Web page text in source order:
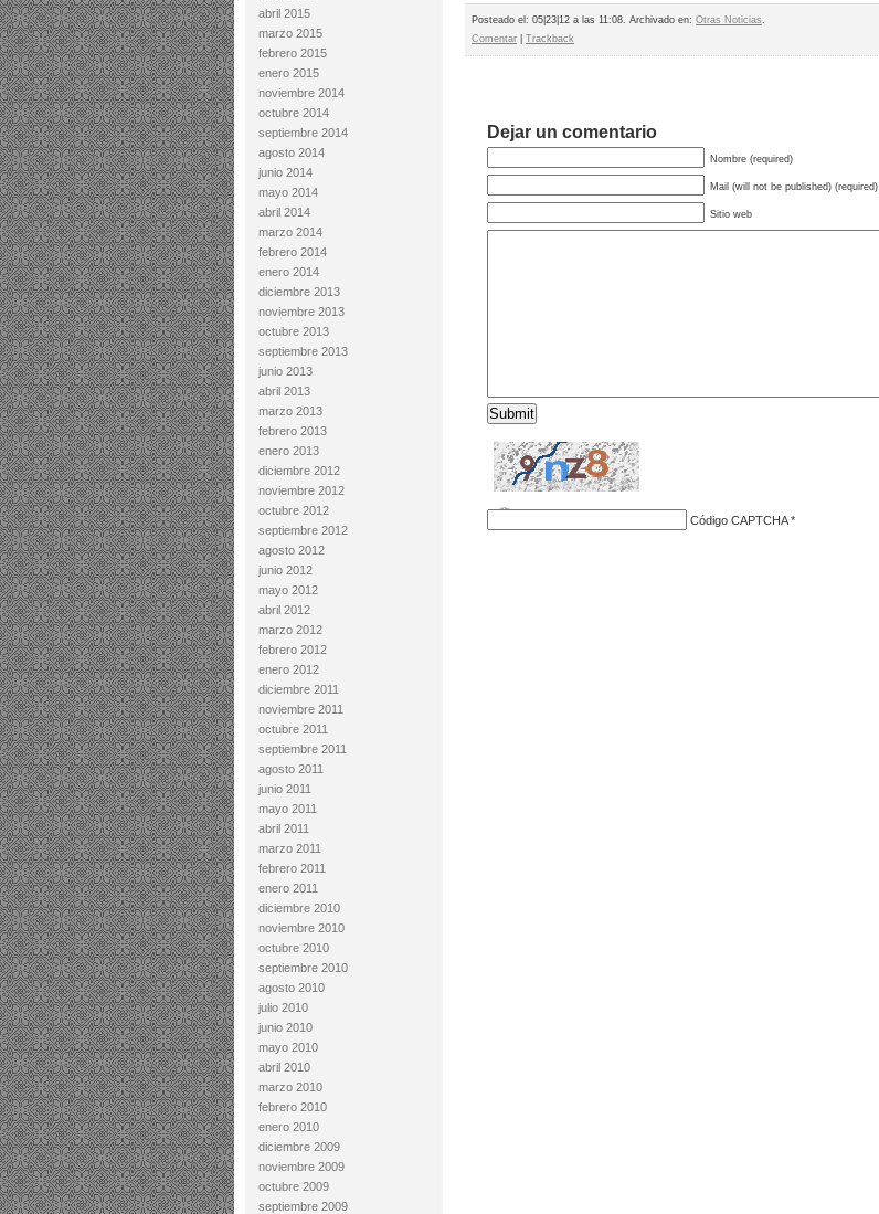
abril 2015
marzo 2015
febrero 2015
enero 2015
noviembre 2014
octubre 2014
septiembre 2014
agosto 2014
junio 2014
mayo 2014
abril 2014
marzo 2014
febrero 2014
enero 2014
diciembre 2013
noviembre 2013
octubre 2013
septiembre 2013
junio 2013
abril 2013
marzo 2013
febrero 2013
enero 2013
diciembre 2012
noviembre 2012
octubre 2012
septiembre 2012
agosto 2012
junio 2012
mayo 2012
abril 2012
marzo 2012
febrero 2012
enero 2012
diciembre 2011
noviembre 2011
octubre 2011
septiembre 2011
agosto 2011
junio 2011
mayo 2011
abril 2011
marzo 2011
febrero 2011
enero 2011
diciembre 2010
noviembre 2010
octubre 2010
septiembre 2010
agosto 2010
julio 2010
junio 2010
mayo 2010
abril 2010
marzo 2010
febrero 2010
enero 2010
diciembre 2009
noviembre 2009
octubre 2009
septiembre 2009
Posteado el: 05|23|12 a las 11:08. Archivado en: Otras Noticias.
Comentar
Trackback
Dejar un comentario
Nombre (required)
Mail (will not be published) (required)
Sitio web
Código CAPTCHA*